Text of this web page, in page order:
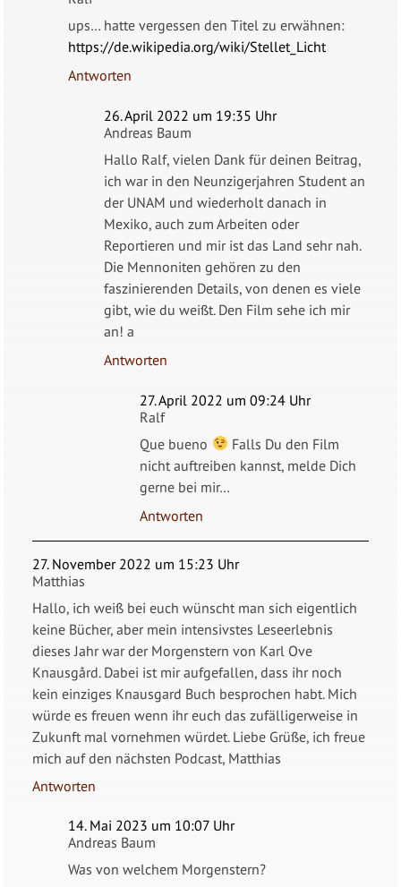
ups… hatte vergessen den Titel zu erwähnen:
https://de.wikipedia.org/wiki/Stellet_Licht
Antworten
26. April 2022 um 19:35 Uhr
Andreas Baum
Hallo Ralf, vielen Dank für deinen Beitrag,
ich war in den Neunzigerjahren Student an
der UNAM und wiederholt danach in
Mexiko, auch zum Arbeiten oder
Reportieren und mir ist das Land sehr nah.
Die Mennoniten gehören zu den
faszinierenden Details, von denen es viele
gibt, wie du weißt. Den Film sehe ich mir
an! a
Antworten
27. April 2022 um 09:24 Uhr
Ralf
Que bueno
Falls Du den Film
nicht auftreiben kannst, melde Dich
gerne bei mir…
Antworten
27. November 2022 um 15:23 Uhr
Matthias
Hallo, ich weiß bei euch wünscht man sich eigentlich
keine Bücher, aber mein intensivstes Leseerlebnis
dieses Jahr war der Morgenstern von Karl Ove
Knausgård. Dabei ist mir aufgefallen, dass ihr noch
kein einziges Knausgard Buch besprochen habt. Mich
würde es freuen wenn ihr euch das zufälligerweise in
Zukunft mal vornehmen würdet. Liebe Grüße, ich freue
mich auf den nächsten Podcast, Matthias
Antworten
14. Mai 2023 um 10:07 Uhr
Andreas Baum
Was von welchem Morgenstern?